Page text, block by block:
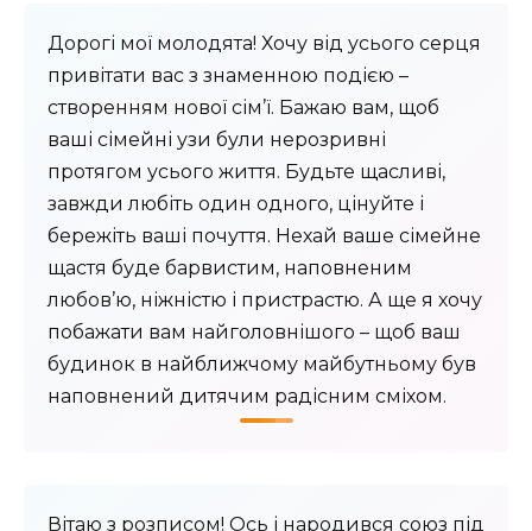
Дорогі мої молодята! Хочу від усього серця
привітати вас з знаменною подією –
створенням нової сім’ї. Бажаю вам, щоб
ваші сімейні узи були нерозривні
протягом усього життя. Будьте щасливі,
завжди любіть один одного, цінуйте і
бережіть ваші почуття. Нехай ваше сімейне
щастя буде барвистим, наповненим
любов’ю, ніжністю і пристрастю. А ще я хочу
побажати вам найголовнішого – щоб ваш
будинок в найближчому майбутньому був
наповнений дитячим радісним сміхом.
Вітаю з розписом! Ось і народився союз під